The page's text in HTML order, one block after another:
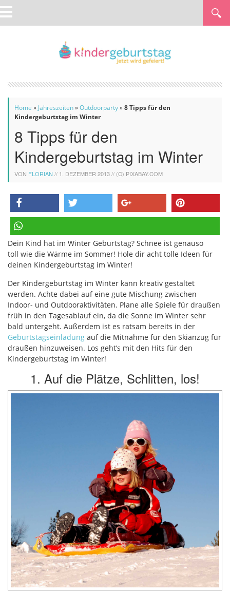
Home » Jahreszeiten»Outdoorparty»8 Tipps für den
Kindergeburtstag im Winter
8 Tipps für den
Kindergeburtstag im Winter
VON FLORIAN // 1. DEZEMBER 2013// (C) PIXABAY.COM
teilen
teilen
Dein Kind hat im Winter Geburtstag? Schnee ist genauso
toll wie die Wärme im Sommer! Hole dir acht tolle Ideen für
deinen Kindergeburtstag im Winter!
Der Kindergeburtstag im Winter kann kreativ gestaltet
werden. Achte dabei auf eine gute Mischung zwischen
Indoor- und Outdooraktivitäten. Plane alle Spiele für draußen
früh in den Tagesablauf ein, da die Sonne im Winter sehr
bald untergeht. Außerdem ist es ratsam bereits in der
Geburtstagseinladung auf die Mitnahme für den Skianzug für
draußen hinzuweisen. Los geht’s mit den Hits für den
Kindergeburtstag im Winter!
1. Auf die Plätze, Schlitten, los!